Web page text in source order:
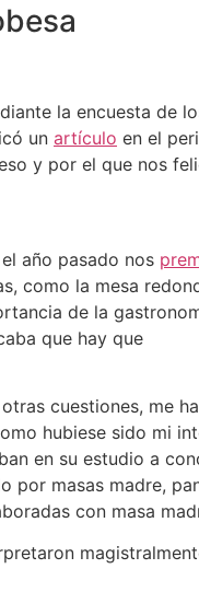
la encuesta de
un artículo en el
y por el que nos
año pasado nos
como la mesa
de la
que hay que
cuestiones, me
hubiese sido mi
en su estudio a
por masas madre,
con masa